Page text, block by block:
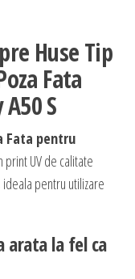
Huse Tip
Fata
S
Fata pentru
UV de calitate
pentru utilizare
arata la fel ca